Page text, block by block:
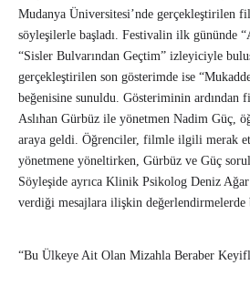
Mudanya Üniversitesi’nde gerçekleştirilen
söyleşilerle başladı. Festivalin ilk gününde
“Sisler Bulvarından Geçtim” izleyiciyle
gerçekleştirilen son gösterimde ise
beğenisine sunuldu. Gösteriminin ardından
Aslıhan Gürbüz ile yönetmen Nadim Güç,
araya geldi. Öğrenciler, filmle ilgili merak
yönetmene yöneltirken, Gürbüz ve Güç
Söyleşide ayrıca Klinik Psikolog Deniz
verdiği mesajlara ilişkin değerlendirmelerde
“Bu Ülkeye Ait Olan Mizahla Beraber